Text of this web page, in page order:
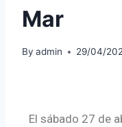
Mar
By admin 29/04/
El sábado 27 de